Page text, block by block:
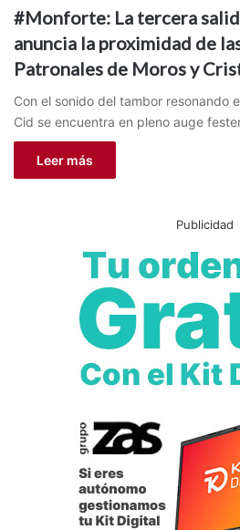
#Monforte: La tercera
anuncia la proximidad de
Patronales de Moros y
Con el sonido del tambor resonando
Cid se encuentra en pleno auge
Leer más
Publicidad